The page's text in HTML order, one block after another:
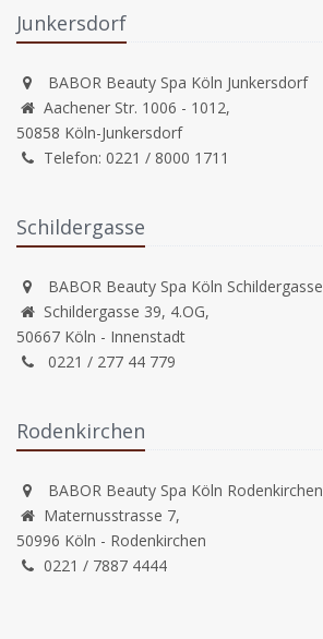
Junkersdorf
BABOR Beauty Spa Köln Junkersdorf
Aachener Str. 1006 - 1012,
50858 Köln-Junkersdorf
Telefon: 0221 / 8000 1711
Schildergasse
BABOR Beauty Spa Köln Schildergasse
Schildergasse 39, 4.OG,
50667 Köln - Innenstadt
0221 / 277 44 779
Rodenkirchen
BABOR Beauty Spa Köln Rodenkirchen
Maternusstrasse 7,
50996 Köln - Rodenkirchen
0221 / 7887 4444